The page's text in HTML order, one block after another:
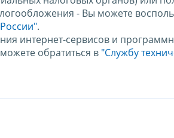
- Вы можете
.
интернет-сервисов и
обратиться в "Службу